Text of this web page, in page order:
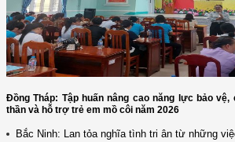
Đồng Tháp: Tập huấn nâng cao năng lực bảo
thần và hỗ trợ trẻ em mồ côi năm 2026
Bắc Ninh: Lan tỏa nghĩa tình tri ân từ những